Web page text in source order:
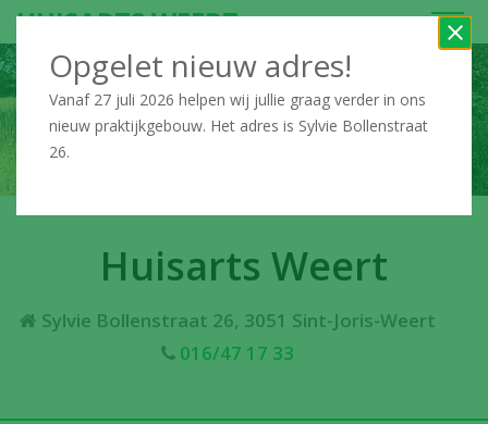
HUISARTS WEERT
Huisarts Weert
Sylvie Bollenstraat 26, 3051 Sint-Joris-Weert
016/47 17 33
Opgelet nieuw adres!
Vanaf 27 juli 2026 helpen wij jullie graag verder in ons
nieuw praktijkgebouw. Het adres is Sylvie Bollenstraat
26.